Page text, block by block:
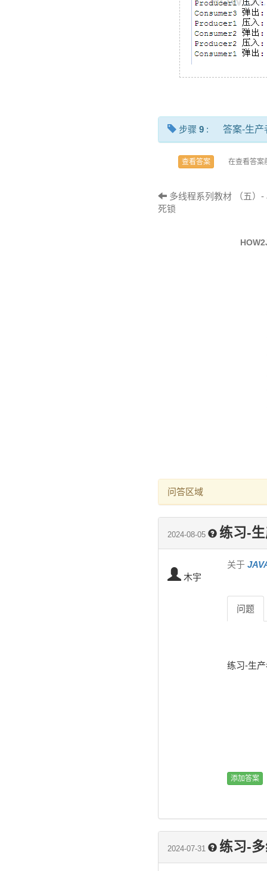
步骤 9 : 答案-生
查看答案 在查看答案
多线程系列教材 （五）
死锁
问答区域
2024-08-05 练习-
木宇
关于
问题
练习-生
2024-07-31 练习-